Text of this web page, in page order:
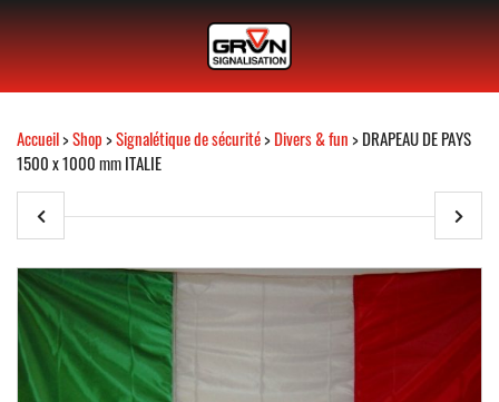
Accueil>Shop>Signalétique de sécurité>Divers & fun> DRAPEAU DE PAYS
1500 x 1000 mm ITALIE